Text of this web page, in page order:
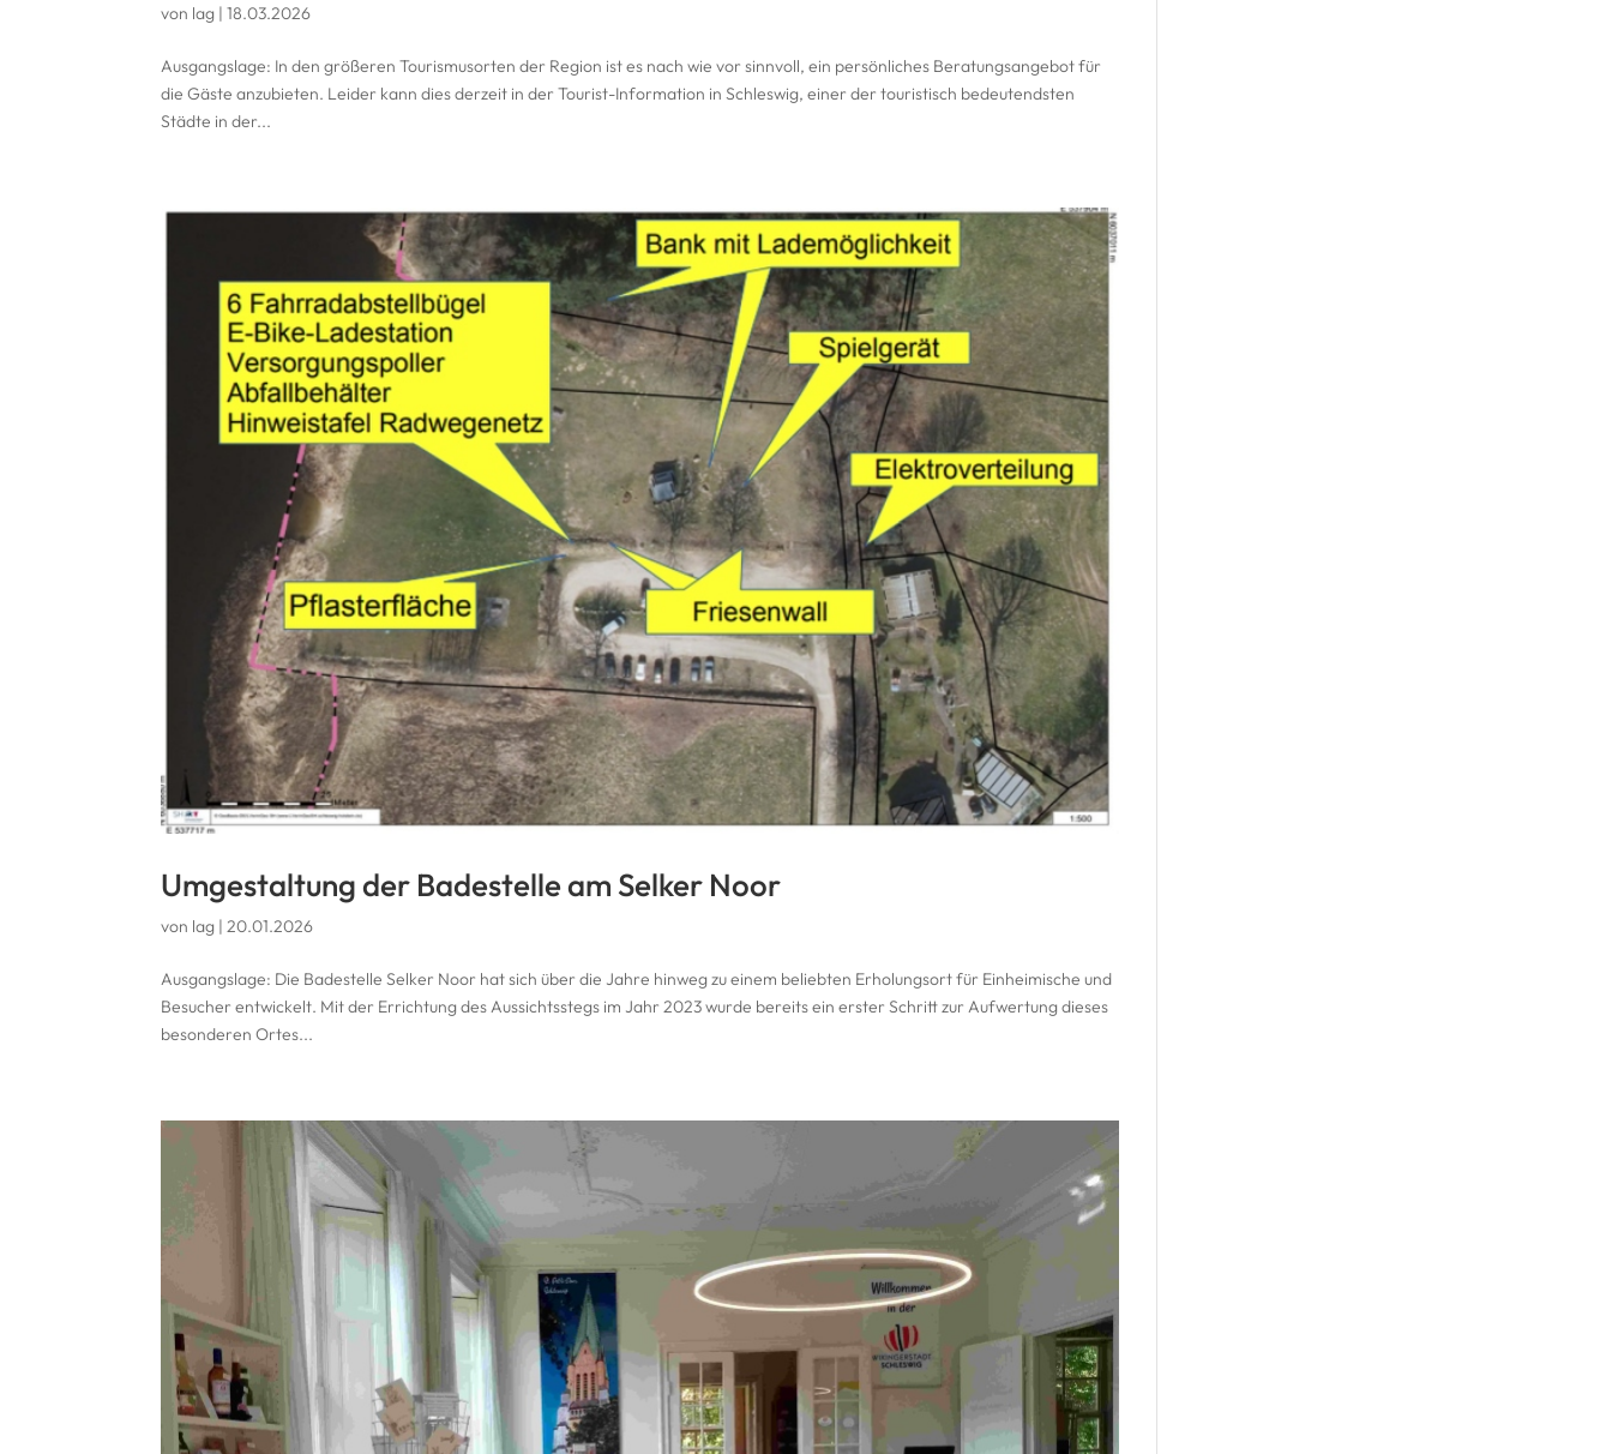
von lag |18.03.2026
Ausgangslage: In den größeren Tourismusorten der Region ist es nach wie vor sinnvoll, ein persönliches Beratungsangebot für
die Gäste anzubieten. Leider kann dies derzeit in der Tourist-Information in Schleswig, einer der touristisch bedeutendsten
Städte in der...
Umgestaltung der Badestelle am Selker Noor
von lag |20.01.2026
Ausgangslage: Die Badestelle Selker Noor hat sich über die Jahre hinweg zu einem beliebten Erholungsort für Einheimische und
Besucher entwickelt. Mit der Errichtung des Aussichtsstegs im Jahr 2023 wurde bereits ein erster Schritt zur Aufwertung dieses
besonderen Ortes...